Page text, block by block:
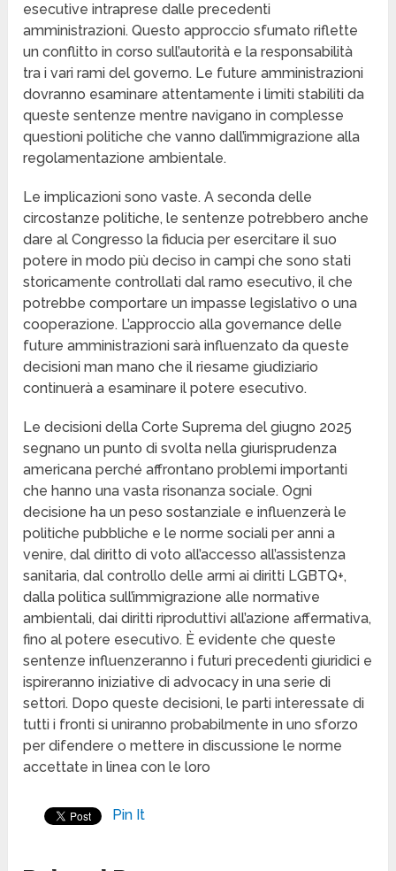
esecutive intraprese dalle precedenti
amministrazioni. Questo approccio sfumato riflette
un conflitto in corso sull’autorità e la responsabilità
tra i vari rami del governo. Le future amministrazioni
dovranno esaminare attentamente i limiti stabiliti da
queste sentenze mentre navigano in complesse
questioni politiche che vanno dall’immigrazione alla
regolamentazione ambientale.
Le implicazioni sono vaste. A seconda delle
circostanze politiche, le sentenze potrebbero anche
dare al Congresso la fiducia per esercitare il suo
potere in modo più deciso in campi che sono stati
storicamente controllati dal ramo esecutivo, il che
potrebbe comportare un impasse legislativo o una
cooperazione. L’approccio alla governance delle
future amministrazioni sarà influenzato da queste
decisioni man mano che il riesame giudiziario
continuerà a esaminare il potere esecutivo.
Le decisioni della Corte Suprema del giugno 2025
segnano un punto di svolta nella giurisprudenza
americana perché affrontano problemi importanti
che hanno una vasta risonanza sociale. Ogni
decisione ha un peso sostanziale e influenzerà le
politiche pubbliche e le norme sociali per anni a
venire, dal diritto di voto all’accesso all’assistenza
sanitaria, dal controllo delle armi ai diritti LGBTQ+,
dalla politica sull’immigrazione alle normative
ambientali, dai diritti riproduttivi all’azione affermativa,
fino al potere esecutivo. È evidente che queste
sentenze influenzeranno i futuri precedenti giuridici e
ispireranno iniziative di advocacy in una serie di
settori. Dopo queste decisioni, le parti interessate di
tutti i fronti si uniranno probabilmente in uno sforzo
per difendere o mettere in discussione le norme
accettate in linea con le loro
Pin It